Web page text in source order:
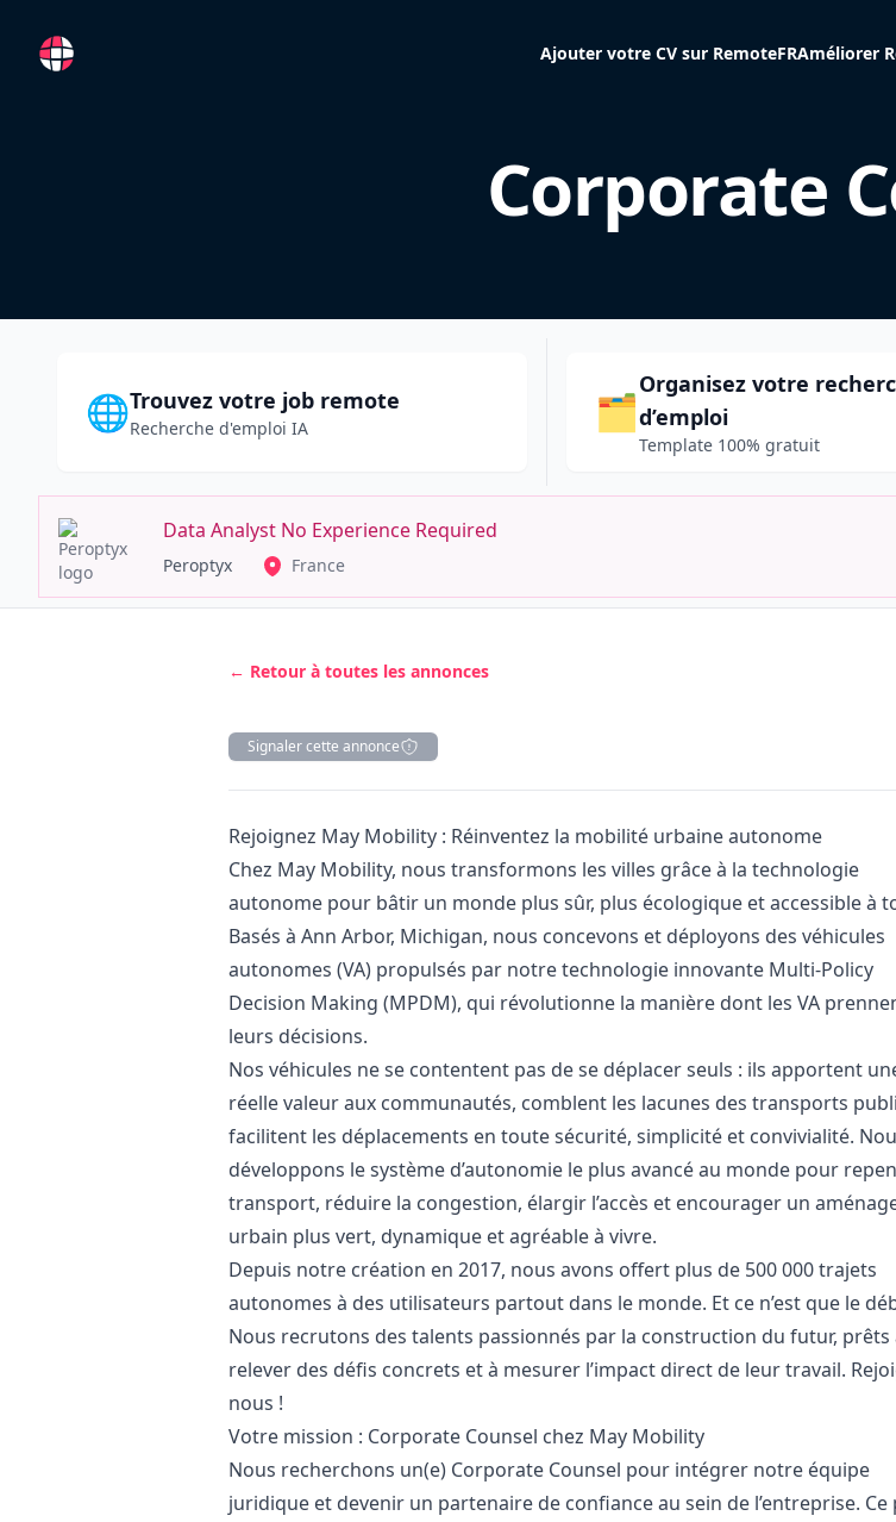
RemoteFR Ajouter votre CV sur RemoteFRAméliorer
Corporate
🌐Trouvez votre job remote
Recherche d'emploi IA 🗂️
Organisez votre
d’emploi
Template 100% gratuit
Data Analyst No Experience Required
Peroptyx France
← Retour à toutes les annonces
Signaler cette annonce
Description
Rejoignez May Mobility : Réinventez la mobilité urbaine autonome
Chez May Mobility, nous transformons les villes grâce à la technologie
autonome pour bâtir un monde plus sûr, plus écologique et accessible à
Basés à Ann Arbor, Michigan, nous concevons et déployons des véhicules
autonomes (VA) propulsés par notre technologie innovante Multi-Policy
Decision Making (MPDM), qui révolutionne la manière dont les VA
leurs décisions.
Nos véhicules ne se contentent pas de se déplacer seuls : ils apportent
réelle valeur aux communautés, comblent les lacunes des transports
facilitent les déplacements en toute sécurité, simplicité et convivialité.
développons le système d’autonomie le plus avancé au monde pour
transport, réduire la congestion, élargir l’accès et encourager un
urbain plus vert, dynamique et agréable à vivre.
Depuis notre création en 2017, nous avons offert plus de 500 000 trajets
autonomes à des utilisateurs partout dans le monde. Et ce n’est que le
Nous recrutons des talents passionnés par la construction du futur, prêts
relever des défis concrets et à mesurer l’impact direct de leur travail.
nous !
Votre mission : Corporate Counsel chez May Mobility
Nous recherchons un(e) Corporate Counsel pour intégrer notre équipe
juridique et devenir un partenaire de confiance au sein de l’entreprise. Ce